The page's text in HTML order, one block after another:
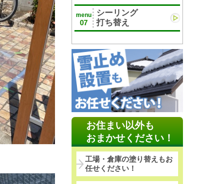
menu
07
シーリング
打ち替え
お住まい以外も
おまかせください！
工場・倉庫の塗り替えもお
任せください！